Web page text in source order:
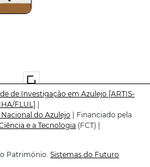
de Investigação em Azulejo [ARTIS-
IHA/FLUL]
Nacional do Azulejo | Financiado pela
e a Tecnologia (FCT) |
Património. Sistemas do Futuro